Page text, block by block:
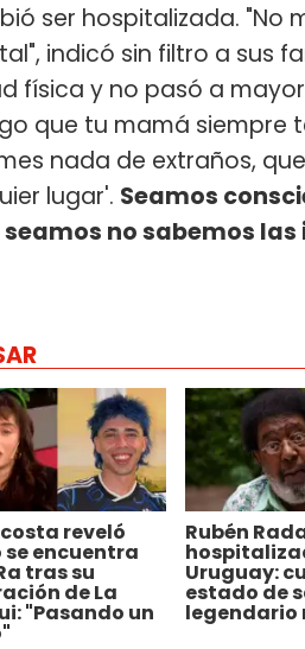
ser hospitalizada. "No
indicó sin filtro a sus
física y no pasó a
que tu mamá siempre
nada de extraños,
lugar'. Seamos
no sabemos
reveló
se encuentra
tras su
de La
"Pasando un
Rubén
Uruguay:
estado de
legendario